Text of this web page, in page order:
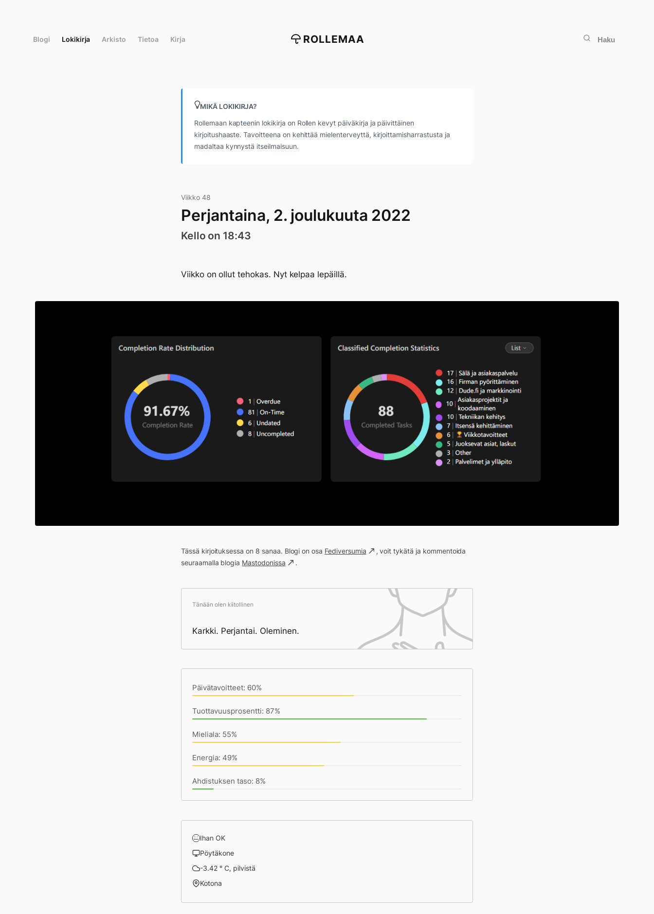
Blogi Lokikirja Arkisto Tietoa Kirja ROLLEMAA Haku
MIKÄ LOKIKIRJA?
Rollemaan kapteenin lokikirja on Rollen kevyt päiväkirja ja päivittäinen
kirjoitushaaste. Tavoitteena on kehittää mielenterveyttä, kirjoittamisharrastusta ja
madaltaa kynnystä itseilmaisuun.
Viikko 48
Perjantaina, 2. joulukuuta 2022
Kello on 18:43
Viikko on ollut tehokas. Nyt kelpaa lepäillä.
Tässä kirjoituksessa on 8 sanaa. Blogi on osa Fediversumia
, voit tykätä ja kommentoida
seuraamalla blogia Mastodonissa .
Tänään olen kiitollinen
Karkki. Perjantai. Oleminen.
Päivätavoitteet: 60%
Tuottavuusprosentti: 87%
Mieliala: 55%
Energia: 49%
Ahdistuksen taso: 8%
Ihan OK
Pöytäkone
-3.42 ° C, pilvistä
Kotona